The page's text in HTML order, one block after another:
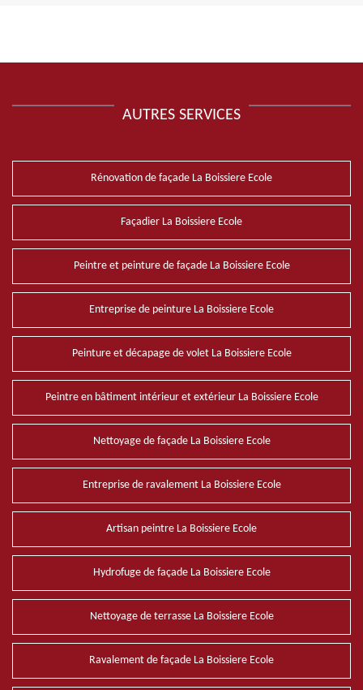
AUTRES SERVICES
Rénovation de façade La Boissiere Ecole
Façadier La Boissiere Ecole
Peintre et peinture de façade La Boissiere Ecole
Entreprise de peinture La Boissiere Ecole
Peinture et décapage de volet La Boissiere Ecole
Peintre en bâtiment intérieur et extérieur La Boissiere Ecole
Nettoyage de façade La Boissiere Ecole
Entreprise de ravalement La Boissiere Ecole
Artisan peintre La Boissiere Ecole
Hydrofuge de façade La Boissiere Ecole
Nettoyage de terrasse La Boissiere Ecole
Ravalement de façade La Boissiere Ecole